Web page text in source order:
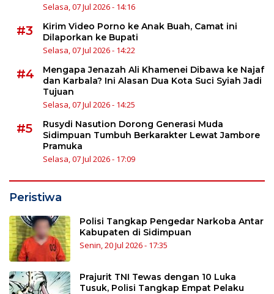
Selasa, 07 Jul 2026 - 14:16
#3
Kirim Video Porno ke Anak Buah, Camat ini
Dilaporkan ke Bupati
Selasa, 07 Jul 2026 - 14:22
#4
Mengapa Jenazah Ali Khamenei Dibawa ke Najaf
dan Karbala? Ini Alasan Dua Kota Suci Syiah Jadi
Tujuan
Selasa, 07 Jul 2026 - 14:25
#5
Rusydi Nasution Dorong Generasi Muda
Sidimpuan Tumbuh Berkarakter Lewat Jambore
Pramuka
Selasa, 07 Jul 2026 - 17:09
Peristiwa
Polisi Tangkap Pengedar Narkoba Antar
Kabupaten di Sidimpuan
Senin, 20 Jul 2026 - 17:35
Prajurit TNI Tewas dengan 10 Luka
Tusuk, Polisi Tangkap Empat Pelaku